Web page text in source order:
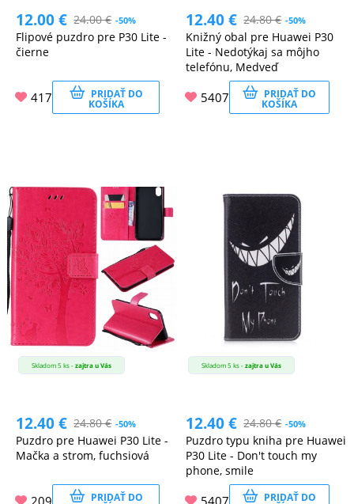
12.00€ 24.00€ -50%
Flipové puzdro pre P30 Lite -
čierne
417 PRIDAŤ DO
KOŠÍKA
12.40€ 24.80€ -50%
Knižný obal pre Huawei P30
Lite - Nedotýkaj sa môjho
telefónu, Medveď
5407 PRIDAŤ DO
KOŠÍKA
Skladom 5 ks -zajtra u Vás
12.40€ 24.80€ -50%
Puzdro pre Huawei P30 Lite -
Mačka a strom, fuchsiová
209 PRIDAŤ DO
Skladom 5 ks -zajtra u Vás
12.40€ 24.80€ -50%
Puzdro typu kniha pre Huawei
P30 Lite - Don't touch my
phone, smile
5407 PRIDAŤ DO